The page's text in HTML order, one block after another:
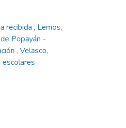
recibida , Lemos,
Popayán -
, Velasco,